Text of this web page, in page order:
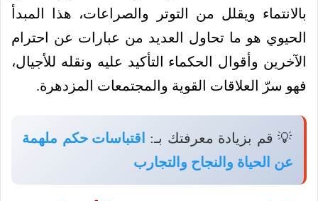
بالانتماء ويقلل من التوتر والصراعات، هذا المبدأ
الحيوي هو ما تحاول العديد من عبارات عن احترام
الآخرين وأقوال الحكماء التأكيد عليه ونقله للأجيال،
فهو سرّ العلاقات القوية والمجتمعات المزدهرة.
💡 قم بزيادة معرفتك بـ:
اقتباسات حكم ملهمة
عن الحياة والنجاح والتجارب